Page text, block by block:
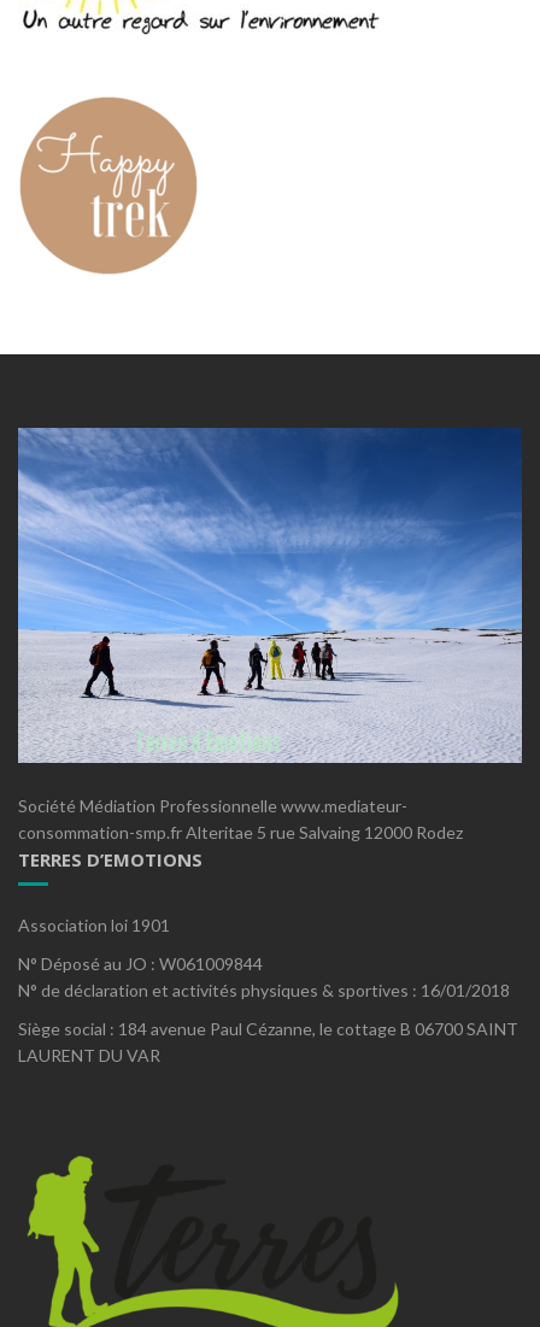
Société Médiation Professionnelle www.mediateur-
consommation-smp.fr Alteritae 5 rue Salvaing 12000 Rodez
TERRES D’EMOTIONS
Association loi 1901
N° Déposé au JO : W061009844
N° de déclaration et activités physiques & sportives : 16/01/2018
Siège social : 184 avenue Paul Cézanne, le cottage B 06700 SAINT
LAURENT DU VAR